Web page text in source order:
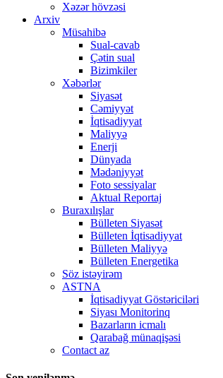
Xəzər hövzəsi
Arxiv
Müsahibə
Sual-cavab
Çətin sual
Bizimkiler
Xəbərlər
Siyasət
Cəmiyyət
İqtisadiyyat
Maliyyə
Enerji
Dünyada
Mədəniyyət
Foto sessiyalar
Aktual Reportaj
Buraxılışlar
Bülleten Siyasət
Bülleten İqtisadiyyat
Bülleten Maliyyə
Bülleten Energetika
Söz istəyirəm
ASTNA
İqtisadiyyat Göstəriciləri
Siyası Monitorinq
Bazarların icmalı
Qarabağ münaqişəsi
Contact az